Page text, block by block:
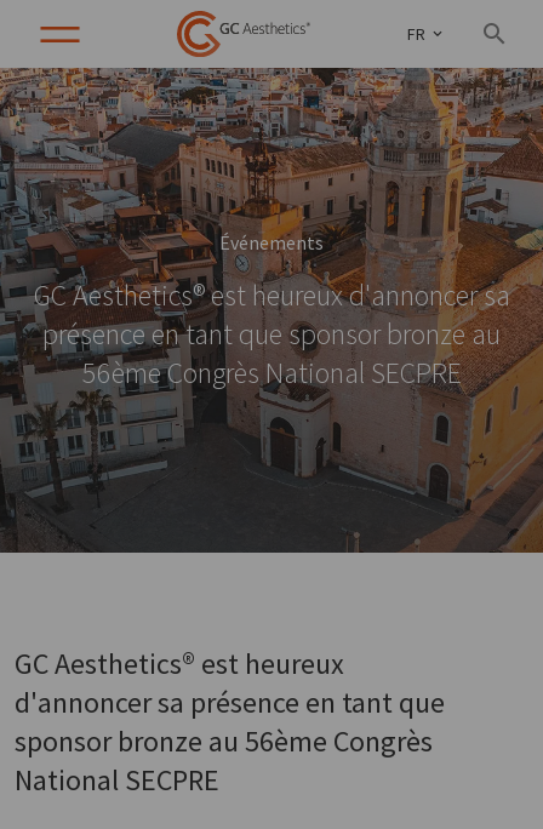
FR
Événements
GC Aesthetics® est heureux d'annoncer sa
présence en tant que sponsor bronze au
56ème Congrès National SECPRE
GC Aesthetics® est heureux
d'annoncer sa présence en tant que
sponsor bronze au 56ème Congrès
National SECPRE